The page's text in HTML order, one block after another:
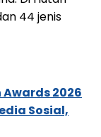
44 jenis
2026
Sosial,